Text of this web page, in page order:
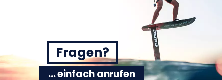
Fragen?
... einfach anrufen